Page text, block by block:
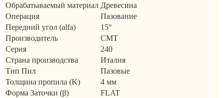
Обрабатываемый материал Древесина
Операция
Пазование
Передний угол (alfa)
15°
Производитель
CMT
Серия
240
Страна производства
Италия
Тип Пил
Пазовые
Толщина пропила (K)
4 мм
Форма Заточки (β)
FLAT